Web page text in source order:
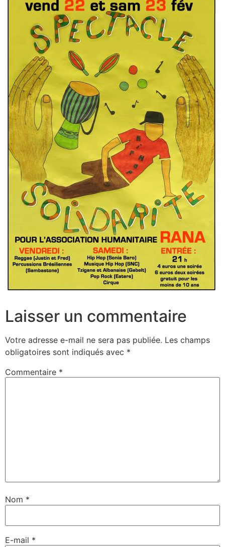
Laisser un commentaire
Votre adresse e-mail ne sera pas publiée. Les champs
obligatoires sont indiqués avec *
Commentaire *
Nom *
E-mail *